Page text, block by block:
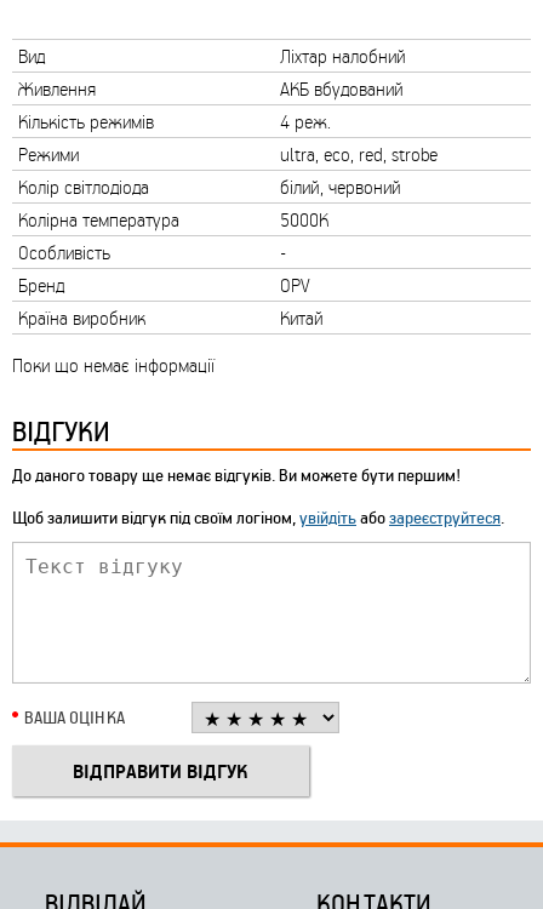
Вид
Ліхтар налобний
Живлення
АКБ вбудований
Кількість режимів
4 реж.
Режими
ultra, eco, red, strobe
Колір світлодіода
білий, червоний
Колірна температура
5000K
Особливість
-
Бренд
OPV
Країна виробник
Китай
Поки що немає інформації
ВІДГУКИ
До даного товару ще немає відгуків. Ви можете бути першим!
Щоб залишити відгук під своїм логіном,увійдітьабозареєструйтеся.
ВАША ОЦІНКА